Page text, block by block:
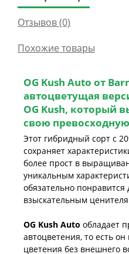
Отзывов (0)
Похожие товары
OG Kush Auto от
автоцветущая
OG Kush, который
свою
Этот гибридный сорт с
сохраняет
более прост в
уникальным
обязательно
взыскательным
OG Kush Auto обладает
автоцветения, то есть
цветения без внешнего